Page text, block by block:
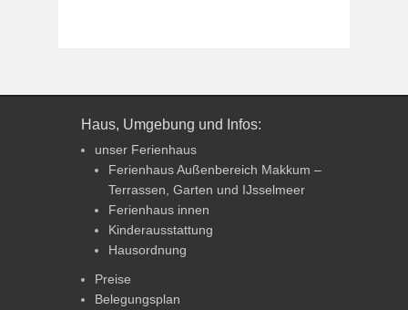
Haus, Umgebung und Infos:
unser Ferienhaus
Ferienhaus Außenbereich Makkum –
Terrassen, Garten und IJsselmeer
Ferienhaus innen
Kinderausstattung
Hausordnung
Preise
Belegungsplan